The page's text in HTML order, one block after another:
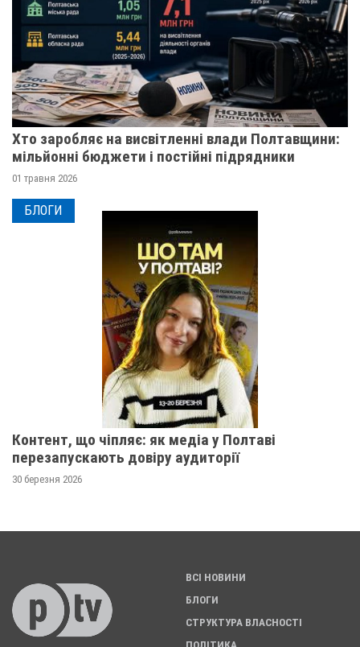
Хто заробляє на висвітленні влади Полтавщини:
мільйонні бюджети і постійні підрядники
01 травня 2026
БЛОГИ
Контент, що чіпляє: як медіа у Полтаві
перезапускають довіру аудиторії
30 березня 2026
ВСІ НОВИНИ
БЛОГИ
СТРУКТУРА ВЛАСНОСТІ